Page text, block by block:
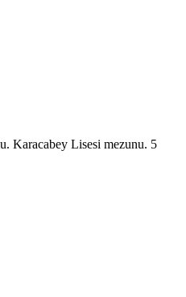
Karacabey Lisesi mezunu. 5